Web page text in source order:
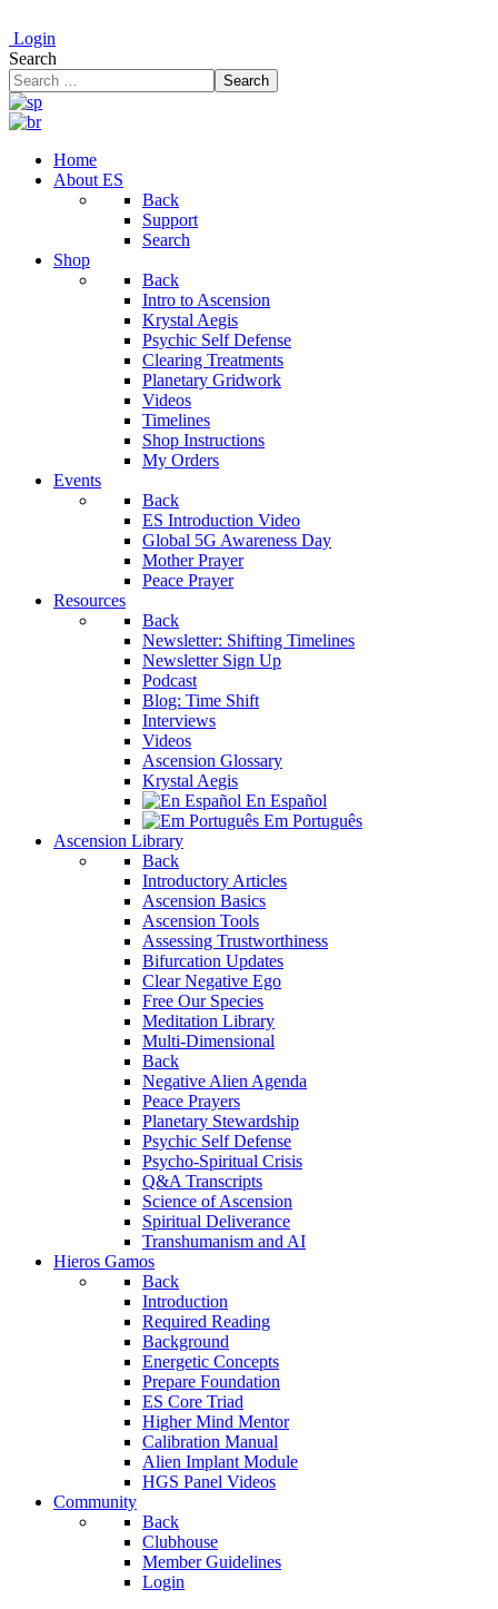
Login
Search
Search
Home
About ES
Back
Support
Search
Shop
Back
Intro to Ascension
Krystal Aegis
Psychic Self Defense
Clearing Treatments
Planetary Gridwork
Videos
Timelines
Shop Instructions
My Orders
Events
Back
ES Introduction Video
Global 5G Awareness Day
Mother Prayer
Peace Prayer
Resources
Back
Newsletter: Shifting Timelines
Newsletter Sign Up
Podcast
Blog: Time Shift
Interviews
Videos
Ascension Glossary
Krystal Aegis
En Español
Em Português
Ascension Library
Back
Introductory Articles
Ascension Basics
Ascension Tools
Assessing Trustworthiness
Bifurcation Updates
Clear Negative Ego
Free Our Species
Meditation Library
Multi-Dimensional
Back
Negative Alien Agenda
Peace Prayers
Planetary Stewardship
Psychic Self Defense
Psycho-Spiritual Crisis
Q&A Transcripts
Science of Ascension
Spiritual Deliverance
Transhumanism and AI
Hieros Gamos
Back
Introduction
Required Reading
Background
Energetic Concepts
Prepare Foundation
ES Core Triad
Higher Mind Mentor
Calibration Manual
Alien Implant Module
HGS Panel Videos
Community
Back
Clubhouse
Member Guidelines
Login